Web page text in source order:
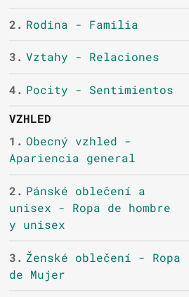
2. Rodina - Familia
3. Vztahy - Relaciones
4. Pocity - Sentimientos
VZHLED
1. Obecný vzhled -
Apariencia general
2. Pánské oblečení a
unisex - Ropa de hombre
y unisex
3. Ženské oblečení - Ropa
de Mujer